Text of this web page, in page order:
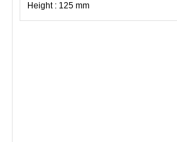
Height : 125 mm